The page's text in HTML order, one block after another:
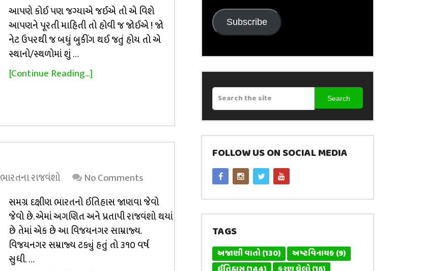
આપણે કોઈ પણ જગ્યાએ જઈએ તો એ વિશે
આપણને પૂરતી માહિતી તો હોવી જ જોઈએ ! જો
નેટ ઉપરથી જ બધું બુકીંગ થઈ જતું હોય તો એ
સ્થાનો/સ્થળોમાં શું …
[Continue Reading...]
ભારતના રાજવંશો
No Comments
સમગ્ર દક્ષીણ ભારતનો ઈતિહાસ જાણવા જેવો
જેવો છે. એમાં અગણિત અને પ્રતાપી રાજવંશો થયાં
છે તેમાં એક છે આ વિજયનગર સામ્રાજ્ય.
વિજયનગર સમ્રાજ્ય ટક્યું હતું તો ૩૧૦ વર્ષ
સુધી. …
Subscribe
Search
FOLLOW US ON SOCIAL MEDIA
TAGS
અજાણી વાતો(130) અષ્ટવિનાયક(9)